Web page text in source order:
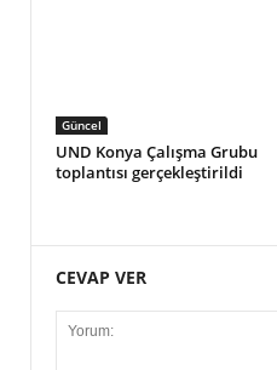
Güncel
UND Konya Çalışma Grubu
toplantısı gerçekleştirildi
CEVAP VER